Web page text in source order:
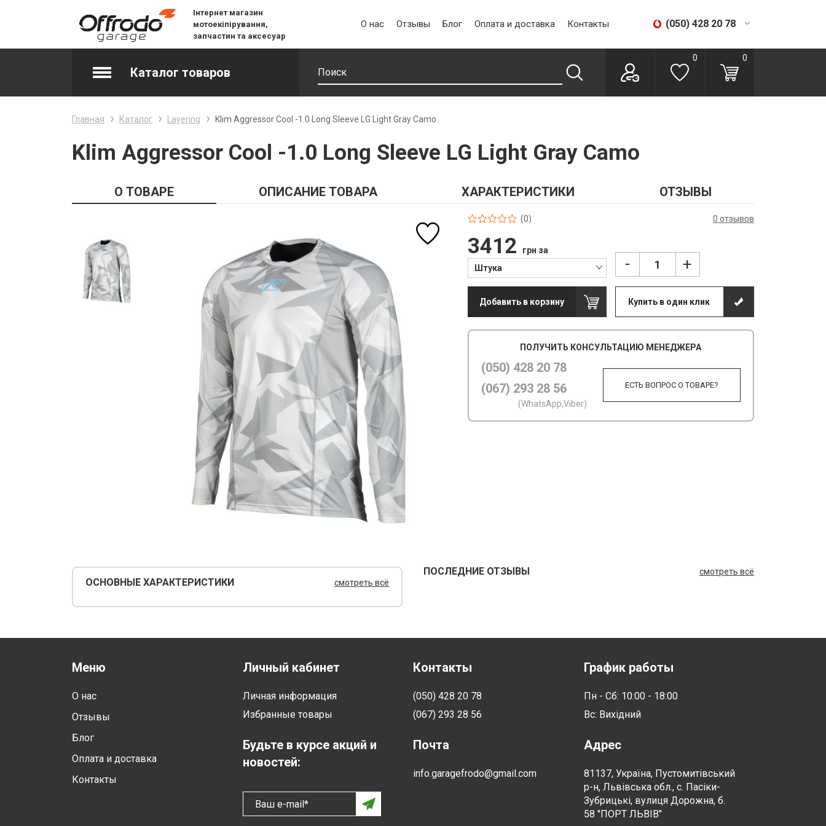
Інтернет магазин
мотоекіпірування,
запчастин та аксесуар
О нас Отзывы Блог Оплата и доставка Контакты (050) 428 20 78
(067) 293 28 56
Каталог товаров
Джерсі
Lifestyle
Вилочне масло
Гідравлічне масло
0 0
Главная Каталог Layering Klim Aggressor Cool -1.0 Long Sleeve LG Light Gray Camo
Klim Aggressor Cool -1.0 Long Sleeve LG Light Gray Camo
О ТОВАРЕ ОПИСАНИЕ ТОВАРА ХАРАКТЕРИСТИКИ ОТЗЫВЫ
(0) 0 отзывов
3412
грн за
Штука
- +
Добавить в корзину Купить в один клик
ПОЛУЧИТЬ КОНСУЛЬТАЦИЮ МЕНЕДЖЕРА
(050) 428 20 78
(067) 293 28 56
(WhatsApp,Viber)
ЕСТЬ ВОПРОС О ТОВАРЕ?
ОСНОВНЫЕ ХАРАКТЕРИСТИКИ смотреть всё
ПОСЛЕДНИЕ ОТЗЫВЫ смотреть всё
Меню
О нас
Отзывы
Блог
Оплата и доставка
Контакты
Личный кабинет
Личная информация
Избранные товары
Будьте в курсе акций и
новостей:
Ваш e-mail*
Контакты
(050) 428 20 78
(067) 293 28 56
Почта
info.garagefrodo@gmail.com
График работы
Пн - Сб: 10:00 - 18:00
Вс: Вихідний
Адрес
81137, Україна, Пустомитівський
р-н, Львівська обл., с. Пасіки-
Зубрицькі, вулиця Дорожна, б.
58 "ПОРТ ЛЬВІВ"